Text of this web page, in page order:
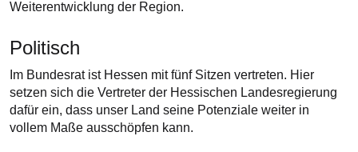
Weiterentwicklung der Region.
Politisch
Im Bundesrat ist Hessen mit fünf Sitzen vertreten. Hier
setzen sich die Vertreter der Hessischen Landesregierung
dafür ein, dass unser Land seine Potenziale weiter in
vollem Maße ausschöpfen kann.